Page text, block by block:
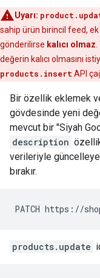
Uyarı:
sahip ürün birincil feed,
gönderilirse kalıcı olmaz
değerin kalıcı olmasını
products.insert API
Bir özellik eklemek
gövdesinde yeni
mevcut bir "Siyah
description
verileriyle
bırakır.
products.update